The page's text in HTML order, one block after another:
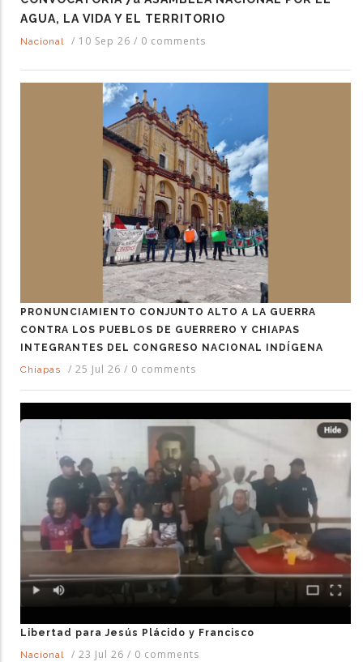
AGUA, LA VIDA Y EL TERRITORIO
Nacional / 10 Sep 26 / 0 comments
PRONUNCIAMIENTO CONJUNTO ALTO A LA GUERRA
CONTRA LOS PUEBLOS DE GUERRERO Y CHIAPAS
INTEGRANTES DEL CONGRESO NACIONAL INDÍGENA
Chiapas
/ 25 Jul 26 / 0 comments
Libertad para Jesús Plácido y Francisco
Nacional
/ 23 Jul 26 / 0 comments